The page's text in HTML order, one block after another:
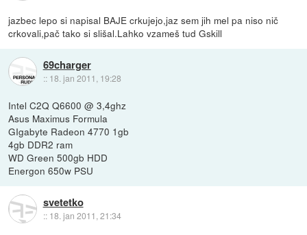
jazbec lepo si napisal BAJE crkujejo,jaz sem jih mel pa niso nič
crkovali,pač tako si slišal.Lahko vzameš tud Gskill
69charger
:: 18. jan 2011, 19:28
Intel C2Q Q6600 @ 3,4ghz
Asus Maximus Formula
GIgabyte Radeon 4770 1gb
4gb DDR2 ram
WD Green 500gb HDD
Energon 650w PSU
svetetko
:: 18. jan 2011, 21:34